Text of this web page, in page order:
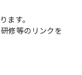
ます。
修等のリンクを